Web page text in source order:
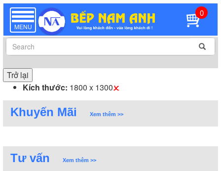
TOGGLE
NAVIGATION
MENU
0
Trở lại
Kích thước: 1800 x 1300
Khuyến Mãi Xem thêm >>
Tư vấn Xem thêm >>